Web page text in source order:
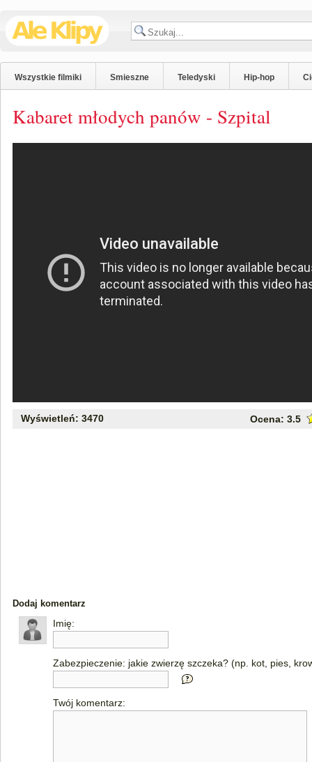
Wszystkie filmiki Smieszne Teledyski Hip-hop
Kabaret młodych panów - Szpital
Wyświetleń: 3470 Ocena: 3.5
Dodaj komentarz
Imię:
Zabezpieczenie: jakie zwierzę szczeka? (np. kot, pies,
Twój komentarz: